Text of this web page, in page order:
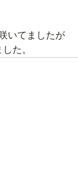
いてましたが
た。